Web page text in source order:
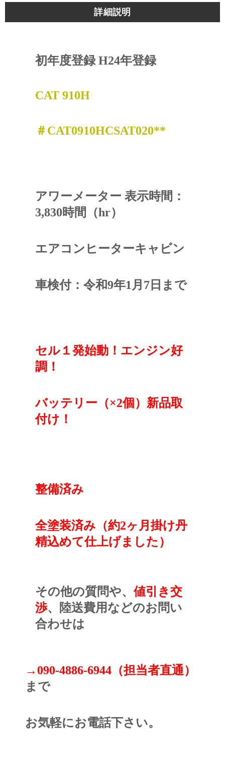
詳細説明
初年度登録 H24年登録
CAT 910H
＃CAT0910HCSAT020**
アワーメーター 表示時間：
3,830時間（hr）
エアコンヒーターキャビン
車検付：令和9年1月7日まで
セル１発始動！エンジン好
調！
バッテリー（×2個）新品取
付け！
整備済み
全塗装済み（約2ヶ月掛け丹
精込めて仕上げました）
その他の質問や、値引き交
渉、陸送費用などのお問い
合わせは
→090-4886-6944（担当者直通）
まで
お気軽にお電話下さい。